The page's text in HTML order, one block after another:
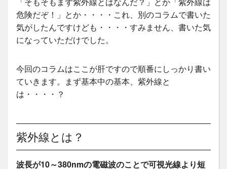
危険だぞ！」とか・・・・これ、別のコラムで書いた
気がしたんですけども・・・・すみません、書いた気
になっていただけでした。
今回のコラムはここが肝ですので順番にしっかり書い
ていきます。まず基本中の基本、紫外線と
は・・・・？
紫外線とは？
波長が10～380nmの電磁波のことで可視光線より短